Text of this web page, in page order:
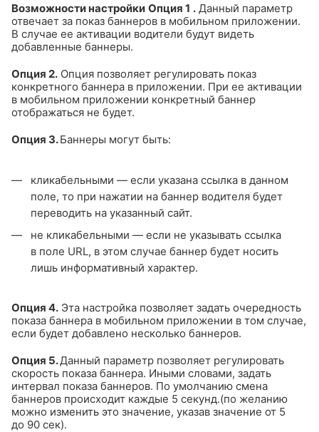
Возможности настройки Опция 1 . Данный параметр
отвечает за показ баннеров в мобильном приложении.
В случае ее активации водители будут видеть
добавленные баннеры.
Опция 2. Опция позволяет регулировать показ
конкретного баннера в приложении. При ее активации
в мобильном приложении конкретный баннер
отображаться не будет.
Опция 3.Баннеры могут быть:
кликабельными — если указана ссылка в данном
поле, то при нажатии на баннер водителя будет
переводить на указанный сайт.
не кликабельными — если не указывать ссылка
в поле URL, в этом случае баннер будет носить
лишь информативный характер.
Опция 4. Эта настройка позволяет задать очередность
показа баннера в мобильном приложении в том случае,
если будет добавлено несколько баннеров.
Опция 5.Данный параметр позволяет регулировать
скорость показа баннера. Иными словами, задать
интервал показа баннеров. По умолчанию смена
баннеров происходит каждые 5 секунд.(по желанию
можно изменить это значение, указав значение от 5
до 90 сек).